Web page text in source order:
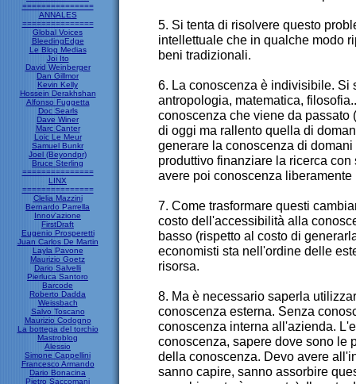
===============
ANNALES
===============
Global Voices
BleedingEdge
Le Blog Medias
Joi Ito
David Weinberger
Dan Gillmor
Kevin Kelly
Hossein Derakhshan
Alfonso Fuggetta
Doc Searls
Dave Winer
Marc Canter
Loic Le Meur
Samuel Bunkr
Joel (Beyondpr)
Bruce Sterling
===============
LINX
===============
Clelia Mazzini
Bernardo Parrella
Innov'azione
FirstDraft
Eugenio Prosperetti
Juan Carlos De Martin
Layla Pavone
Maurizio Goetz
Dario Salvelli
Pierluca Santoro
Barcode
Roberto Dadda
Weissbach
Salvo Toscano
Maurizio Codogno
La bottega del torchio
Mastroblog
Alessio
Simone Cappellini
Francesco Armando
Dario Bonacina
Pietro Saccomani
5. Si tenta di risolvere questo
intellettuale che in qualche modo
beni tradizionali.
6. La conoscenza è indivisibile. Si
antropologia, matematica,
conoscenza che viene da passato
di oggi ma rallento quella di
generare la conoscenza di
produttivo finanziare la ricerca
avere poi conoscenza
7. Come trasformare questi
costo dell'accessibilità alla
basso (rispetto al costo di
economisti sta nell'ordine delle
risorsa.
8. Ma è necessario saperla
conoscenza esterna. Senza
conoscenza interna all'azienda.
conoscenza, sapere dove sono le
della conoscenza. Devo avere
sanno capire, sanno assorbire